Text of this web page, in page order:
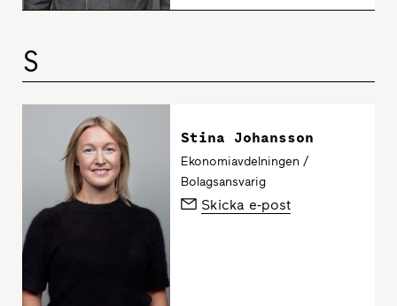
S
Stina Johansson
Ekonomiavdelningen /
Bolagsansvarig
Skicka e-post